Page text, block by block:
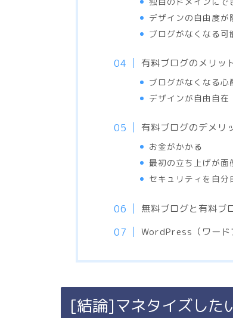
デザインの自由度が
ブログがなくなる可
有料ブログのメリッ
ブログがなくなる心
デザインが自由自在
有料ブログのデメリ
お金がかかる
最初の立ち上げが面
セキュリティを自分
無料ブログと有料ブ
WordPress（ワード
[結論]マネタイズした